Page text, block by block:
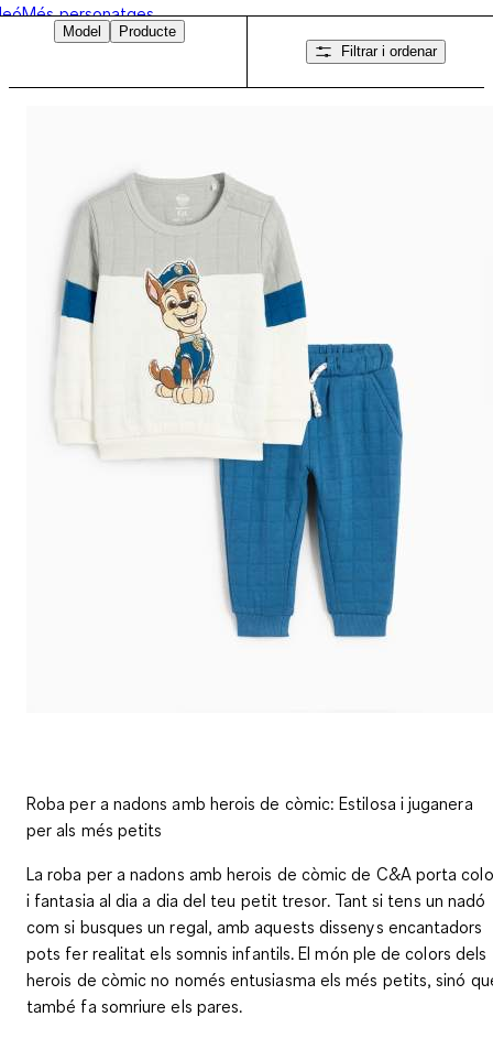
Més personatges
Model
Producte
Filtrar i ordenar
Roba per a nadons amb herois de còmic: Estilosa i juganera
per als més petits
La roba per a nadons amb herois de còmic de C&A porta
i fantasia al dia a dia del teu petit tresor. Tant si tens un nadó
com si busques un regal, amb aquests dissenys encantadors
pots fer realitat els somnis infantils. El món ple de colors dels
herois de còmic no només entusiasma els més petits, sinó
també fa somriure els pares.